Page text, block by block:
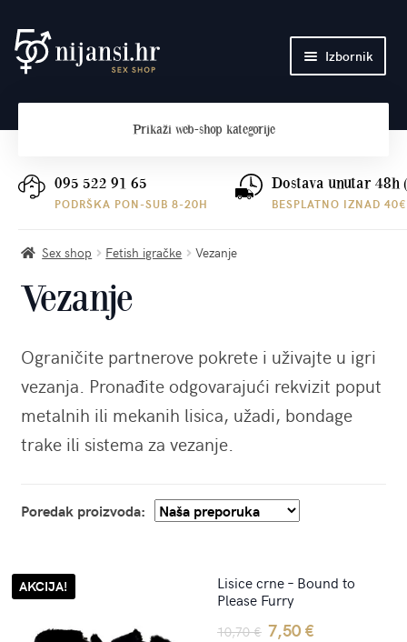
Preskoči
na
Skoči
do
Izbornik
Plaćanje i dostava
Prikaži web-shop kategorije
095 522 91 65
PODRŠKA PON-SUB 8-20H
Dostava unutar 48h
BESPLATNO IZNAD 40€
Sex shop Fetish igračke Vezanje
Vezanje
Ograničite partnerove pokrete i uživajte u igri
vezanja. Pronađite odgovarajući rekvizit poput
metalnih ili mekanih lisica, užadi, bondage
trake ili sistema za vezanje.
Poredak proizvoda:
Lisice crne – Bound to
Please Furry
AKCIJA!
10,70€ Original
7,50€